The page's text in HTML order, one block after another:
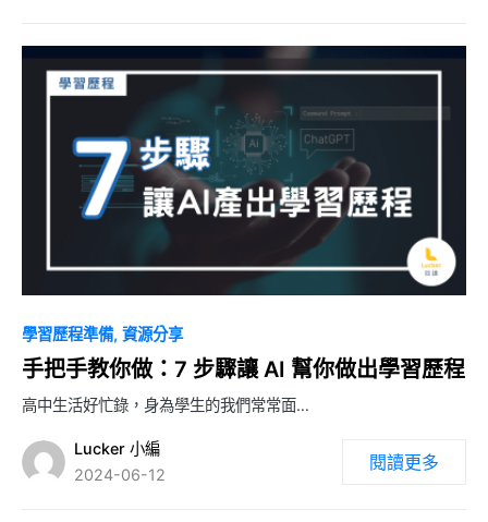
學習歷程準備 資源分享
手把手教你做：7 步驟讓 AI 幫你做出學習歷程
高中生活好忙錄，身為學生的我們常常面…
Lucker 小編
2024-06-12
閱讀更多